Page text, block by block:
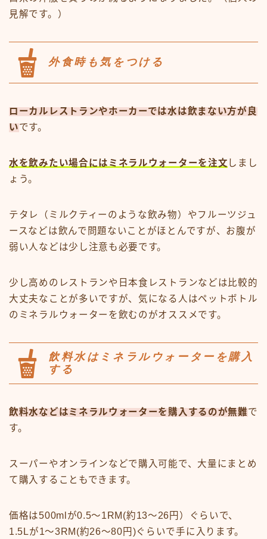
見解です。）
外食時も気をつける
ローカルレストランやホーカーでは水は飲まない方が良
いです。
水を飲みたい場合にはミネラルウォーターを注文 しまし
ょう。
テタレ（ミルクティーのような飲み物）やフルーツジュ
ースなどは飲んで問題ないことがほとんですが、お腹が
弱い人などは少し注意も必要です。
少し高めのレストランや日本食レストランなどは比較的
大丈夫なことが多いですが、気になる人はペットボトル
のミネラルウォーターを飲むのがオススメです。
飲料水はミネラルウォーターを購入
する
飲料水などはミネラルウォーターを購入するのが無難で
す。
スーパーやオンラインなどで購入可能で、大量にまとめ
て購入することもできます。
価格は500mlが0.5〜1RM(約13〜26円）ぐらいで、
1.5Lが1〜3RM(約26〜80円)ぐらいで手に入ります。